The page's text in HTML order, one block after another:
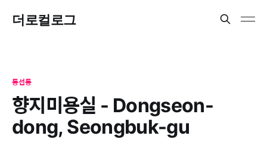
더로컬로그
동선동
향지미용실 - Dongseon-
dong, Seongbuk-gu